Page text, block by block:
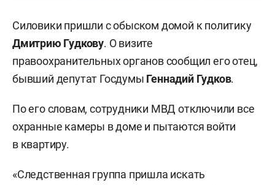
Силовики пришли с обыском домой к политику
Дмитрию Гудкову. О визите
правоохранительных органов сообщил его отец,
бывший депутат Госдумы Геннадий Гудков.
По его словам, сотрудники МВД отключили все
охранные камеры в доме и пытаются войти
в квартиру.
«Следственная группа пришла искать